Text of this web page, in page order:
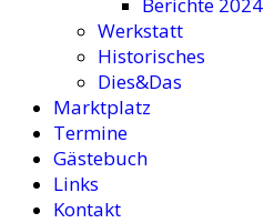
Werkstatt
Historisches
Dies&Das
Marktplatz
Termine
Gästebuch
Links
Kontakt